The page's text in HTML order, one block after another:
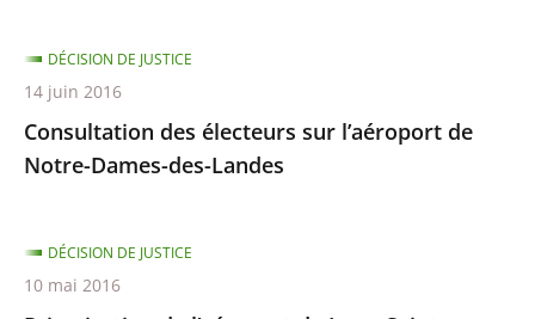
Consultation des électeurs sur l’aéroport de
Notre-Dames-des-Landes
DÉCISION DE JUSTICE
14 juin 2016
DÉCISION DE JUSTICE
10 mai 2016